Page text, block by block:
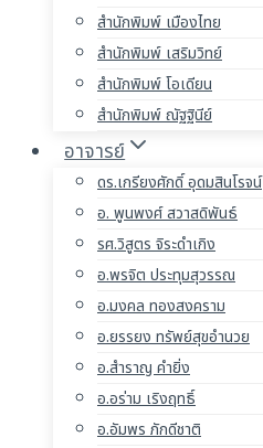
สำนักพิมพ์ เมืองไทย
สำนักพิมพ์ เสริมวิทย์
สำนักพิมพ์ โอเดียน
สำนักพิมพ์ ณัฐฐินีย์
อาจารย์
ดร.เกรียงศักดิ์ อุดมสินโรจน์
อ. พูนพงศ์ สวาสดิพันธ์
รศ.วิสูตร จิระดำเกิง
อ.พรจิต ประทุมสุวรรณ
อ.มงคล ทองสงคราม
อ.ยรรยง ทรัพย์สุขอำนวย
อ.สำราญ คำยิ่ง
อ.อร่าม เริงฤทธิ์
อ.อัมพร ภักดีชาติ